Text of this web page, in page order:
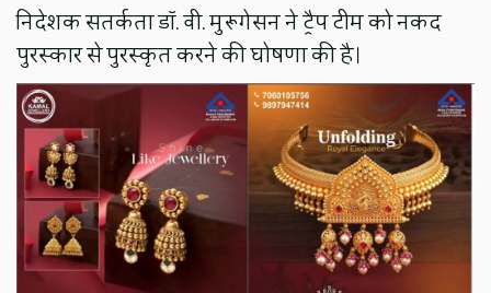
निदेशक सतर्कता डॉ. वी. मुरूगेसन ने ट्रैप टीम को नकद
पुरस्कार से पुरस्कृत करने की घोषणा की है।